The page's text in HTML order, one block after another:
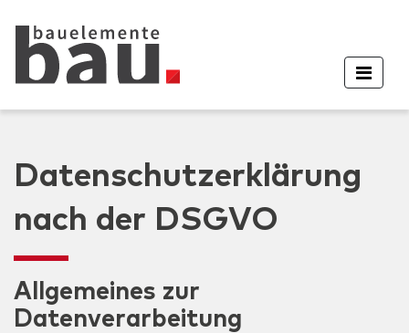
Datenschutzerklärung
nach der DSGVO
Allgemeines zur
Datenverarbeitung